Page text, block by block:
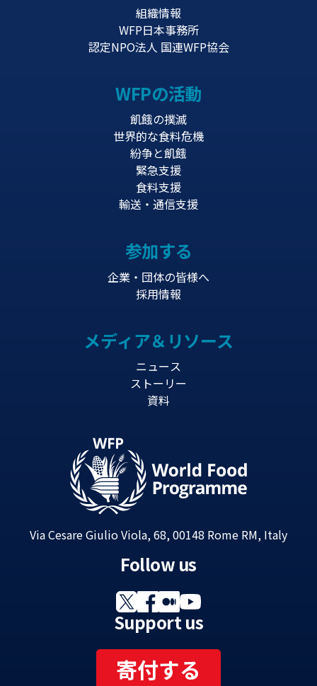
組織情報
WFP日本事務所
認定NPO法人 国連WFP協会
WFPの活動
飢餓の撲滅
世界的な食料危機
紛争と飢餓
緊急支援
食料支援
輸送・通信支援
参加する
企業・団体の皆様へ
採用情報
メディア＆リソース
ニュース
ストーリー
資料
Via Cesare Giulio Viola, 68, 00148 Rome RM, Italy
Follow us
Support us
寄付する